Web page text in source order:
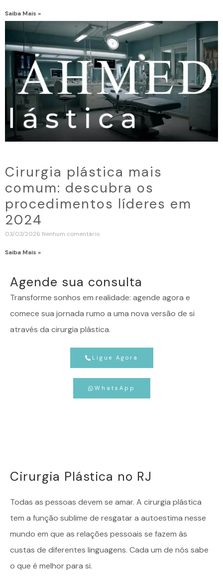
Saiba Mais »
Cirurgia plástica mais
comum: descubra os
procedimentos líderes em
2024
03/03/2026 Nenhum comentário
Saiba Mais »
Agende sua consulta
Transforme sonhos em realidade: agende agora e
comece sua jornada rumo a uma nova versão de si
através da cirurgia plástica.
Ligue Agora
WhatsApp
Cirurgia Plástica no RJ
Todas as pessoas devem se amar. A cirurgia plástica
tem a função sublime de resgatar a autoestima nesse
mundo em que as relações pessoais se fazem às
custas de diferentes linguagens. Cada um de nós sabe
o que é melhor para si.